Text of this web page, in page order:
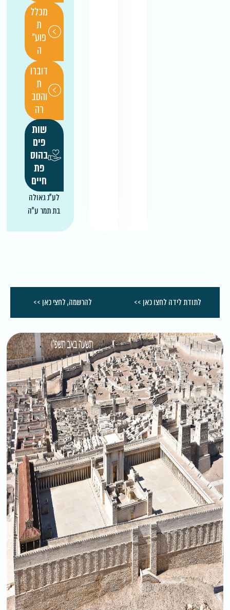
מכלל
ת
פוע"
ה
דוברו
ת
והסב
רה
שות
פים
בהוס
פת
חיים
לע"נ גאולה
בת תמר ע"ה
לתודת לידה לחצו כאן >> להרשמה, לחצי כאן >>